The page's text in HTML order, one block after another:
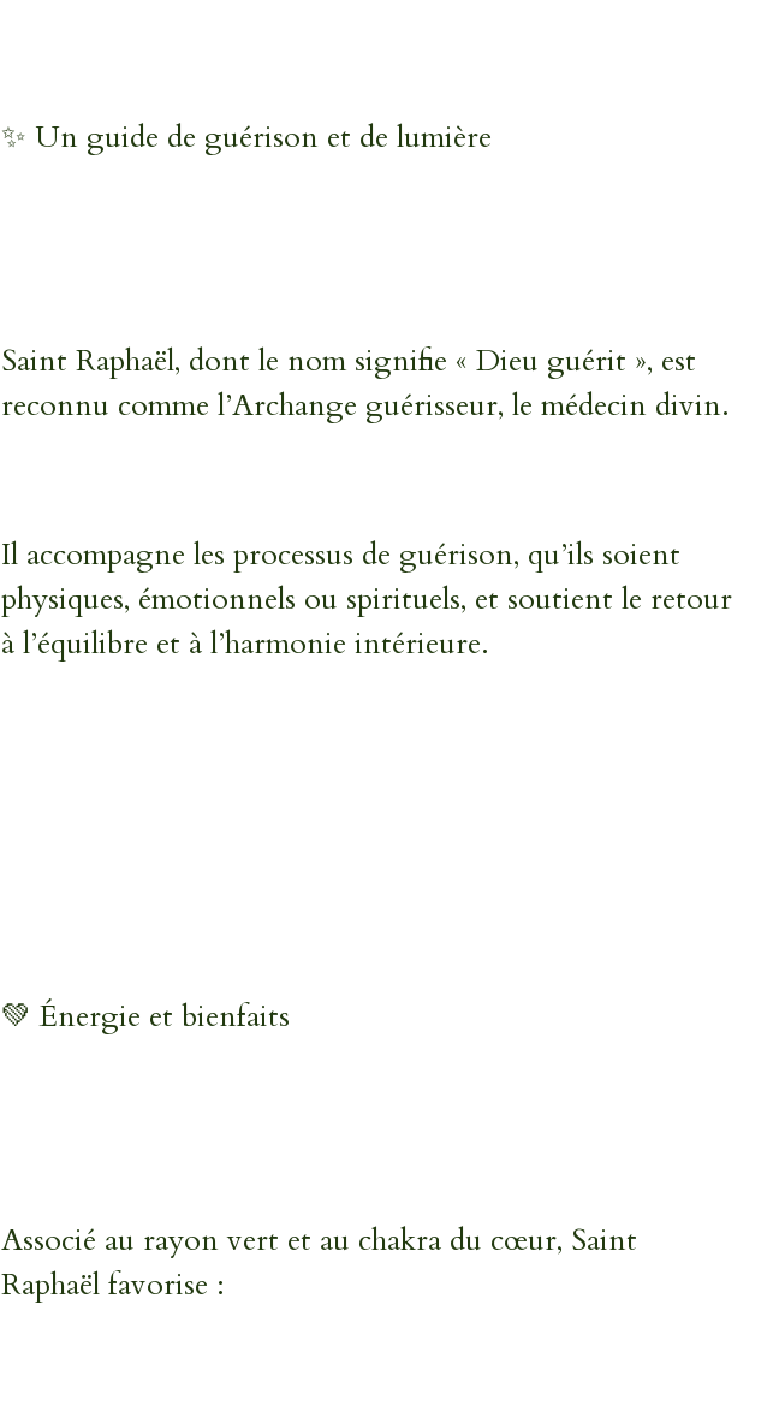
✨ Un guide de guérison et de lumière
Saint Raphaël, dont le nom signifie « Dieu guérit », est
reconnu comme l’Archange guérisseur, le médecin divin.
Il accompagne les processus de guérison, qu’ils soient
physiques, émotionnels ou spirituels, et soutient le retour
à l’équilibre et à l’harmonie intérieure.
💚 Énergie et bienfaits
Associé au rayon vert et au chakra du cœur, Saint
Raphaël favorise :